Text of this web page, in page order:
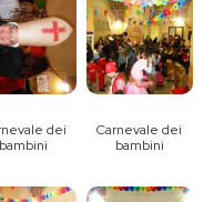
dei
bambini
Carnevale dei
bambini